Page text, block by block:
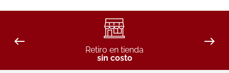
Retiro en tienda
sin costo